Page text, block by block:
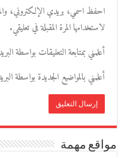
احفظ اسمي، بريدي الإلكتروني،
لاستخدامها المرة المقبلة في تعليقي.
أعلمني بمتابعة التعليقات بواسطة
أعلمني بالمواضيع الجديدة بواسطة
مواقع مهمة